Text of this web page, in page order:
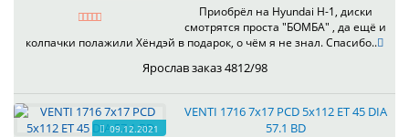
Приобрёл на Hyundai H-1, диски
смотрятся проста "БОМБА" , да ещё и
колпачки полажили Хёндэй в подарок, о чём я не знал. Спасибо..
Ярослав заказ 4812/98
09.12.2021
VENTI 1716 7x17 PCD 5x112 ET 45 DIA
57.1 BD